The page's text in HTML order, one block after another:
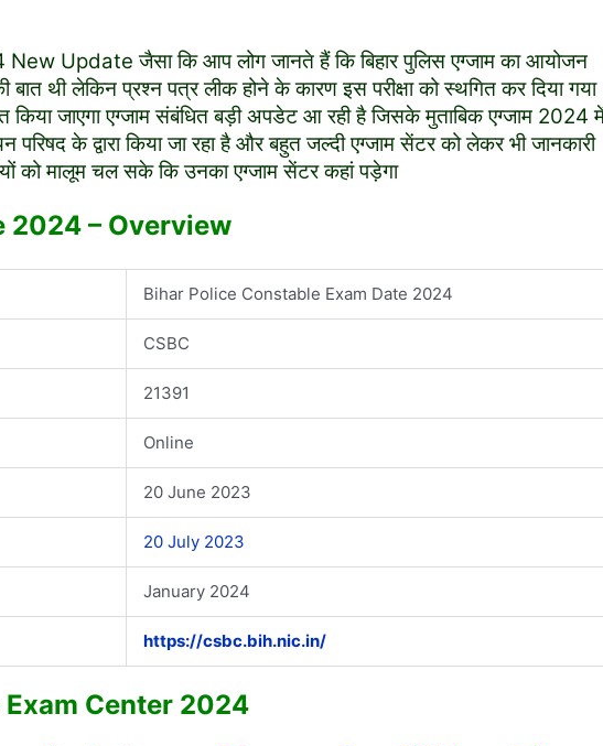
Update जैसा कि आप लोग जानते हैं कि बिहार पुलिस एग्जाम का आयोजन
थी लेकिन प्रश्न पत्र लीक होने के कारण इस परीक्षा को स्थगित कर दिया गया
जाएगा एग्जाम संबंधित बड़ी अपडेट आ रही है जिसके मुताबिक एग्जाम 2024
परिषद के द्वारा किया जा रहा है और बहुत जल्दी एग्जाम सेंटर को लेकर भी जानकारी
को मालूम चल सके कि उनका एग्जाम सेंटर कहां पड़ेगा
2024 – Overview
Bihar Police Constable Exam Date 2024
CSBC
21391
Online
20 June 2023
20 July 2023
January 2024
https://csbc.bih.nic.in/
Center 2024